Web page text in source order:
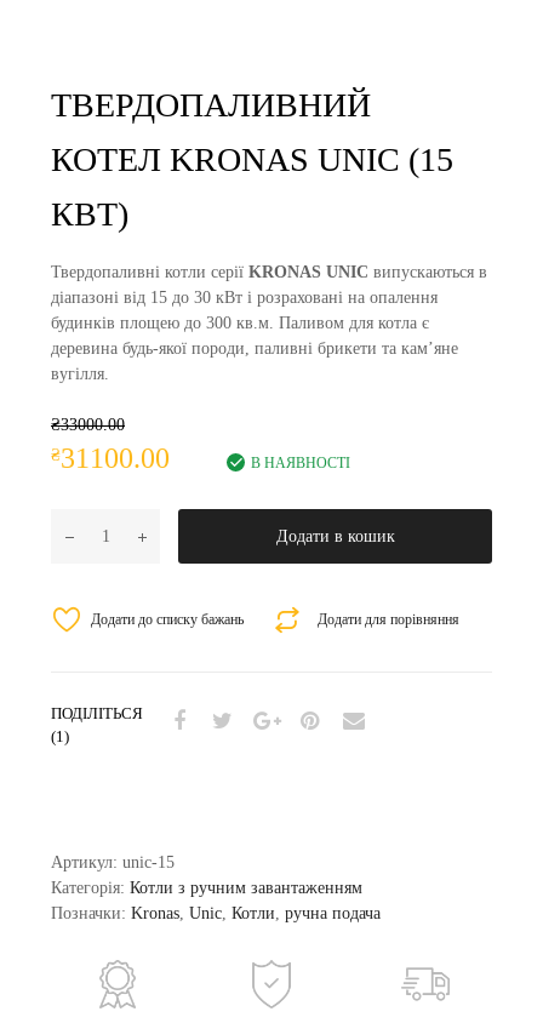
ТВЕРДОПАЛИВНИЙ
КОТЕЛ KRONAS UNIC (15
КВТ)
Твердопаливні котли серії KRONAS UNIC випускаються в
діапазоні від 15 до 30 кВт і розраховані на опалення
будинків площею до 300 кв.м. Паливом для котла є
деревина будь-якої породи, паливні брикети та кам’яне
вугілля.
₴33000.00
₴31100.00 В НАЯВНОСТІ
Додати в кошик
Додати для порівняння
Додати до списку бажань
ПОДІЛІТЬСЯ
(1)
Артикул: unic-15
Категорія: Котли з ручним завантаженням
Позначки: Kronas Unic Котли ручна подача